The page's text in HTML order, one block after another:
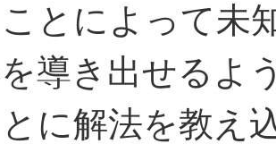
とによって未
導き出せるよ
に解法を教え